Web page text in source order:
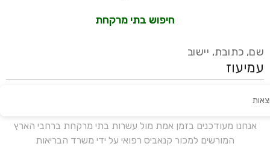
חיפוש בתי מרקחת
שם, כתובת, יישוב
אנחנו מעודכנים בזמן אמת מול עשרות בתי מרקחת ברחבי הארץ
המורשים למכור קנאביס רפואי על ידי משרד הבריאות